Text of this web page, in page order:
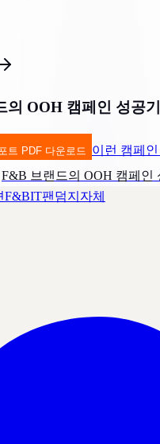
의 OOH 캠페인 성공기
트 PDF 다운로드 이런 캠페인
F&B 브랜드의 OOH 캠페인
F&BIT팬덤지자체